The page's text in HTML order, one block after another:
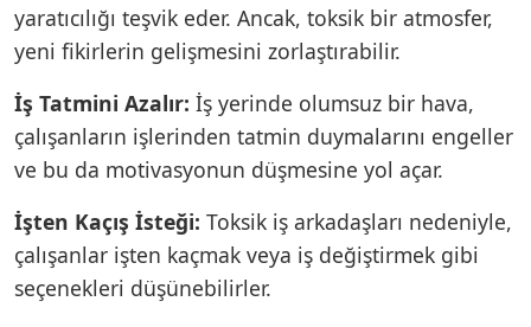
yaratıcılığı teşvik eder. Ancak, toksik bir atmosfer,
yeni fikirlerin gelişmesini zorlaştırabilir.
İş Tatmini Azalır: İş yerinde olumsuz bir hava,
çalışanların işlerinden tatmin duymalarını engeller
ve bu da motivasyonun düşmesine yol açar.
İşten Kaçış İsteği: Toksik iş arkadaşları nedeniyle,
çalışanlar işten kaçmak veya iş değiştirmek gibi
seçenekleri düşünebilirler.